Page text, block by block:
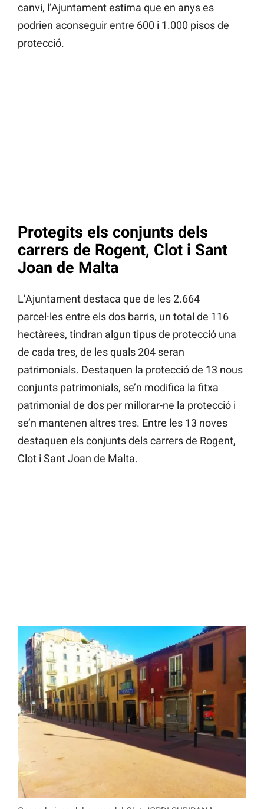
canvi, l’Ajuntament estima que en anys es
podrien aconseguir entre 600 i 1.000 pisos de
protecció.
Protegits els conjunts dels
carrers de Rogent, Clot i Sant
Joan de Malta
L’Ajuntament destaca que de les 2.664
parcel·les entre els dos barris, un total de 116
hectàrees, tindran algun tipus de protecció una
de cada tres, de les quals 204 seran
patrimonials. Destaquen la protecció de 13 nous
conjunts patrimonials, se’n modifica la fitxa
patrimonial de dos per millorar-ne la protecció i
se’n mantenen altres tres. Entre les 13 noves
destaquen els conjunts dels carrers de Rogent,
Clot i Sant Joan de Malta.